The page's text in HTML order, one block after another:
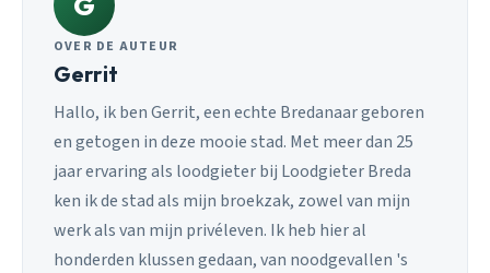
OVER DE AUTEUR
Gerrit
Hallo, ik ben Gerrit, een echte Bredanaar geboren
en getogen in deze mooie stad. Met meer dan 25
jaar ervaring als loodgieter bij Loodgieter Breda
ken ik de stad als mijn broekzak, zowel van mijn
werk als van mijn privéleven. Ik heb hier al
honderden klussen gedaan, van noodgevallen 's